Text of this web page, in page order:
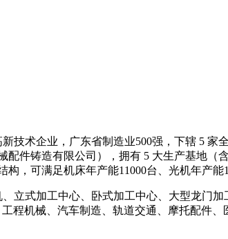
术企业，广东省制造业500强，下辖 5 家
件铸造有限公司），拥有 5 大生产基地（
，可满足机床年产能11000台、光机年产能
式加工中心、卧式加工中心、大型龙门加
程机械、汽车制造、轨道交通、摩托配件